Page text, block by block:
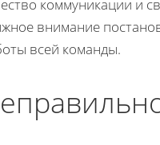
коммуникации и
внимание
всей команды.